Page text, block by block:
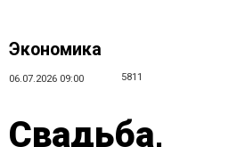
Экономика
06.07.2026 09:00 5811
Свадьба,